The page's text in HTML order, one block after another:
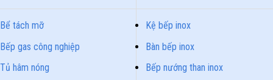
Bể tách mỡ
Bếp gas công nghiệp
Tủ hâm nóng
Kệ bếp inox
Bàn bếp inox
Bếp nướng than inox